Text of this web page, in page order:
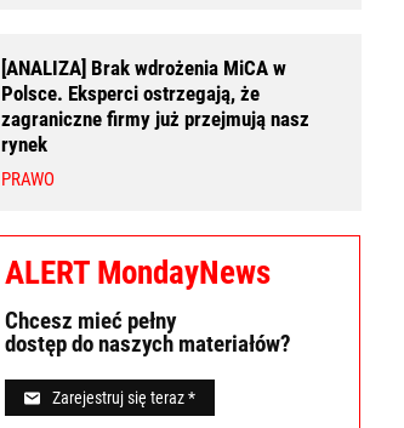
[ANALIZA] Brak wdrożenia MiCA w
Polsce. Eksperci ostrzegają, że
zagraniczne firmy już przejmują nasz
rynek
PRAWO
ALERT MondayNews
Chcesz mieć pełny
dostęp do naszych materiałów?
Zarejestruj się teraz *